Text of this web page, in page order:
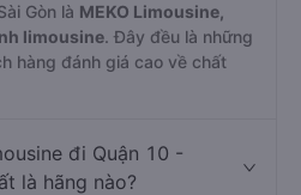
Gòn là MEKO Limousine,
limousine. Đây đều là những
hàng đánh giá cao về chất
đi Quận 10 -
là hãng nào?